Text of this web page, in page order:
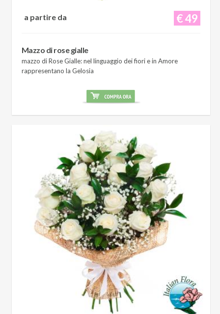
€ 49
a partire da
Mazzo di rose gialle
mazzo di Rose Gialle: nel linguaggio dei fiori e in Amore
rappresentano la Gelosia